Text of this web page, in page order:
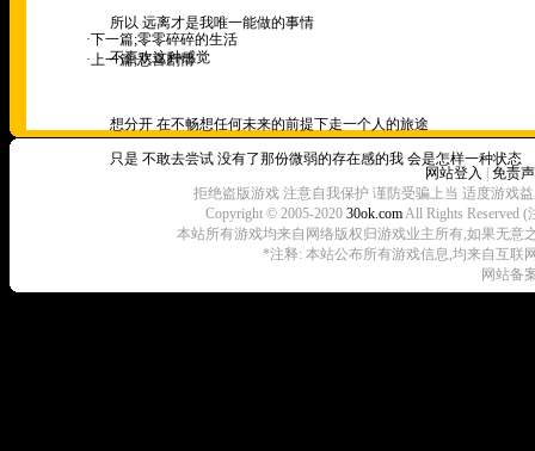
所以 远离才是我唯一能做的事情
不喜欢这种感觉
想分开 在不畅想任何未来的前提下走一个人的旅途
只是 不敢去尝试 没有了那份微弱的存在感的我 会是怎样一种状态
·下一篇;零零碎碎的生活
·上一篇;悲喜剧情
网站登入
免责
拒绝盗版游戏 注意自我保护 谨防受骗上当 适度游戏
Copyright © 2005-2020 30ok.comAll Rights Reserved
本站所有游戏均来自网络版权归游戏业主所有,如果无意
*注释: 本站公布所有游戏信息,均来自互联
网站备